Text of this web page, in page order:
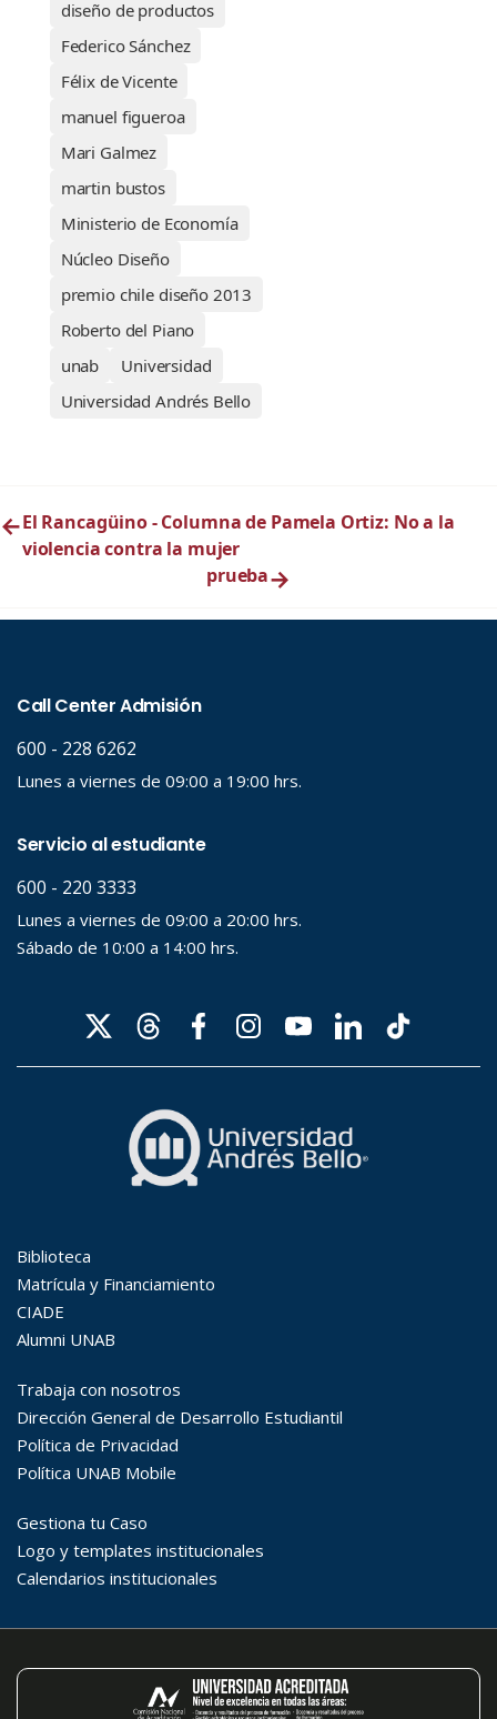
diseño de productos
Federico Sánchez
Félix de Vicente
manuel figueroa
Mari Galmez
martin bustos
Ministerio de Economía
Núcleo Diseño
premio chile diseño 2013
Roberto del Piano
unab
Universidad
Universidad Andrés Bello
←El Rancagüino - Columna de Pamela Ortiz: No a la
violencia contra la mujer
prueba→